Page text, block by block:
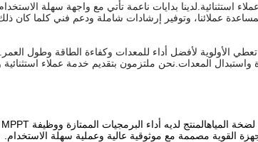
استثنائية.لدينا بدايات ناعمة تأتي مع واجهة سهلة
عملائنا، وتوفير إرشادات شاملة ودعم فني كلما كان
الأولوية لأفضل أداء للمعدات وكفاءة الطاقة وطول
واستبدال المعدات.نحن ملتزمون بتقديم خدمة عملاء
VFD510-PV محرك مضخة الطاقة الشمسية هو محول عالية الحماية ضد الماء لضخة المياهالمنتج لديه أداء البرمجيات الممتازة ووظيفة MPPT
القوية مصممة مع موثوقية عالية وعملية سهلة الاستخدام.